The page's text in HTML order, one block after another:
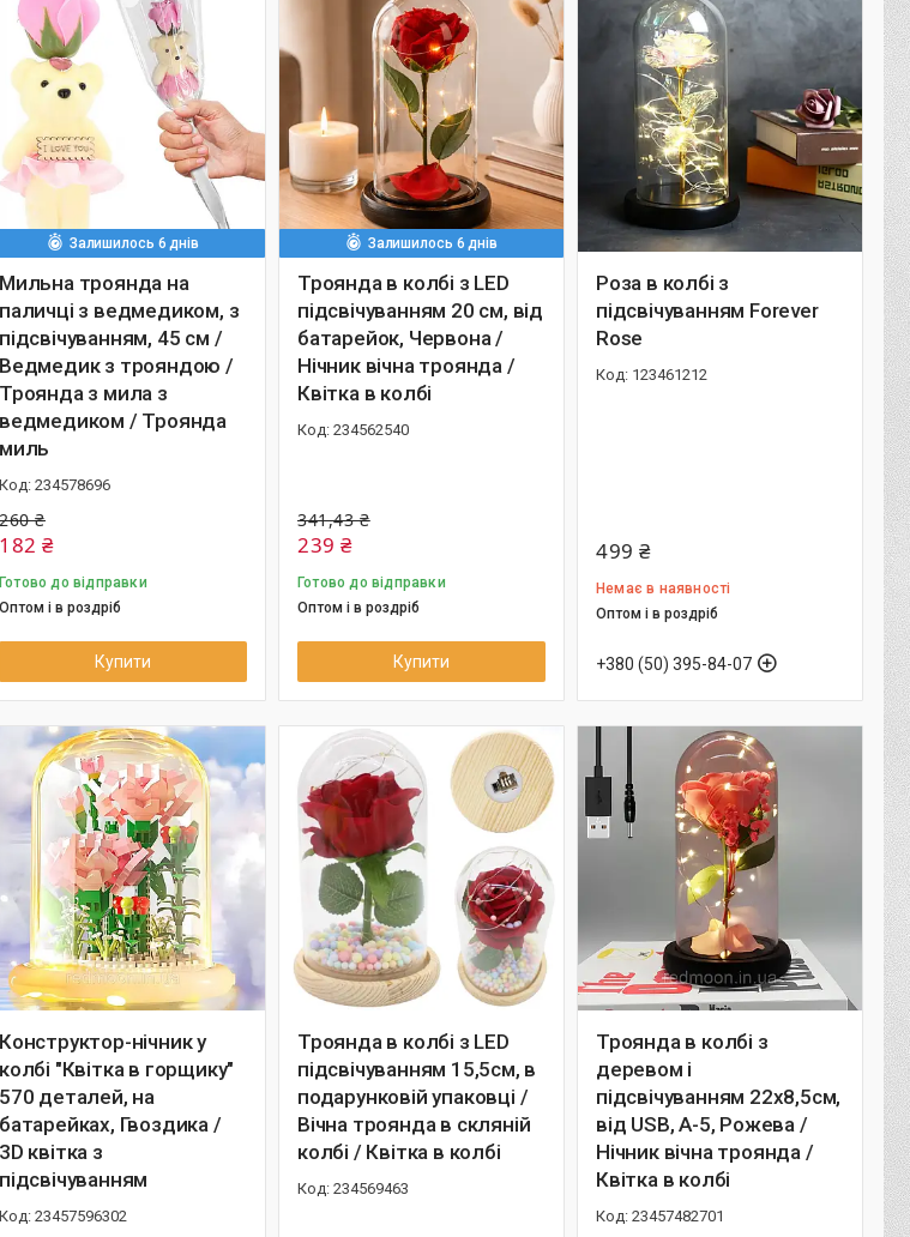
Залишилось 6 днів
Мильна троянда на
паличці з ведмедиком, з
підсвічуванням, 45 см /
Ведмедик з трояндою /
Троянда з мила з
ведмедиком / Троянда
миль
234578696
260 ₴
182 ₴
Готово до відправки
Оптом і в роздріб
Купити
Залишилось 6 днів
Троянда в колбі з LED
підсвічуванням 20 см, від
батарейок, Червона /
Нічник вічна троянда /
Квітка в колбі
234562540
341,43 ₴
239 ₴
Готово до відправки
Оптом і в роздріб
Купити
Роза в колбі з
підсвічуванням Forever
Rose
123461212
499 ₴
Немає в наявності
Оптом і в роздріб
+380 (50) 395-84-07
Конструктор-нічник у
колбі "Квітка в горщику"
570 деталей, на
батарейках, Гвоздика /
3D квітка з
підсвічуванням
23457596302
Троянда в колбі з LED
підсвічуванням 15,5см, в
подарунковій упаковці /
Вічна троянда в скляній
колбі / Квітка в колбі
234569463
Троянда в колбі з
деревом і
підсвічуванням 22х8,5см,
від USB, A-5, Рожева /
Нічник вічна троянда /
Квітка в колбі
23457482701